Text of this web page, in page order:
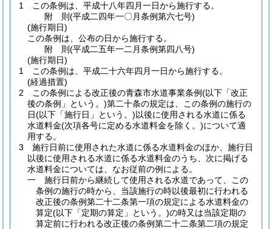
1
この条例は、平成十八年四月一日から施行する。
附 則(平成二四年一〇月条例第六七号)
(施行期日)
この条例は、公布の日から施行する。
附 則(平成二五年一二月条例第四八号)
(施行期日)
1
この条例は、平成二十六年四月一日から施行する。
(経過措置)
2
この条例による改正後の青森市水道事業条例(以下「改正
後の条例」という。)第二十条の規定は、この条例の施行の
日(以下「施行日」という。)以後に使用される水道に係る
水道料金(次項各号に定める水道料金を除く。)について適
用する。
3
施行日前に使用された水道に係る水道料金のほか、施行日
以後に使用される水道に係る水道料金のうち、次に掲げる
水道料金については、なお従前の例による。
一
施行日前から継続して使用される水道であって、この
条例の施行の時から、当該施行の時以後最初に行われる
改正後の条例第二十二条第一項の規定による水道料金の
算定(以下「定期の算定」という。)の時又は当該定期の
算定前に行われる改正後の条例第二十二条第二項の規定